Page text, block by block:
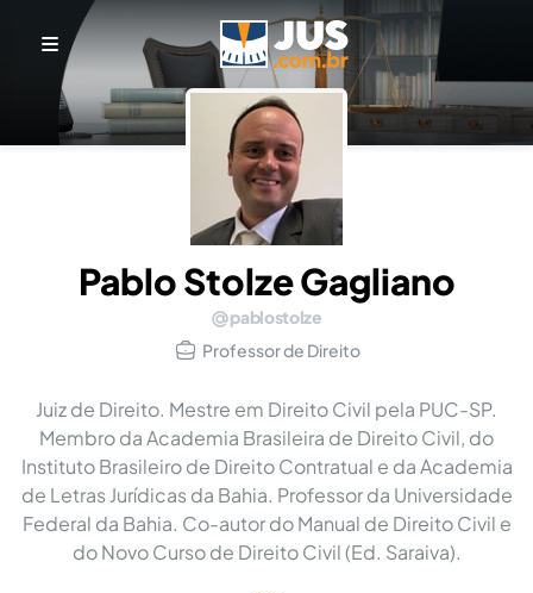
Pablo Stolze Gagliano
pablostolze
Professor de Direito
Juiz de Direito. Mestre em Direito Civil pela PUC-SP.
Membro da Academia Brasileira de Direito Civil, do
Instituto Brasileiro de Direito Contratual e da Academia
de Letras Jurídicas da Bahia. Professor da Universidade
Federal da Bahia. Co-autor do Manual de Direito Civil e
do Novo Curso de Direito Civil (Ed. Saraiva).